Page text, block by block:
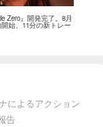
Zero』開発完了。8月
始、11分の新トレー
によるアクション
告